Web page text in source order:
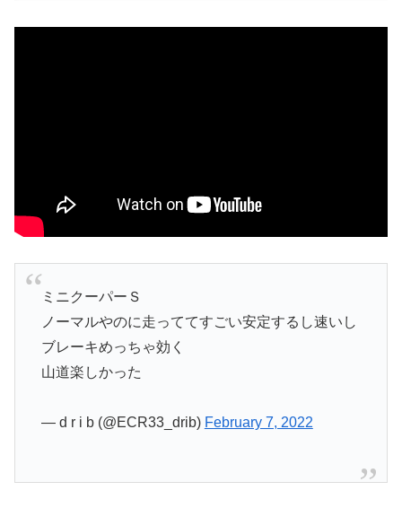
ミニクーパーＳ
ノーマルやのに走っててすごい安定するし速いし
ブレーキめっちゃ効く
山道楽しかった
— d r i b (@ECR33_drib) February 7, 2022